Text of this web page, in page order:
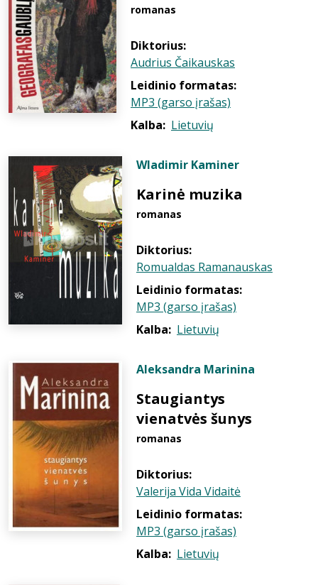
romanas
Diktorius:
Audrius Čaikauskas
Leidinio formatas:
MP3 (garso įrašas)
Kalba: Lietuvių
Wladimir Kaminer
Karinė muzika
romanas
Diktorius:
Romualdas Ramanauskas
Leidinio formatas:
MP3 (garso įrašas)
Kalba: Lietuvių
Aleksandra Marinina
Staugiantys
vienatvės šunys
romanas
Diktorius:
Valerija Vida Vidaitė
Leidinio formatas:
MP3 (garso įrašas)
Kalba: Lietuvių